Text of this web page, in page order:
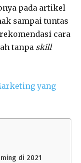
pada artikel
sampai tuntas
cara
tanpa skill
yang
di 2021